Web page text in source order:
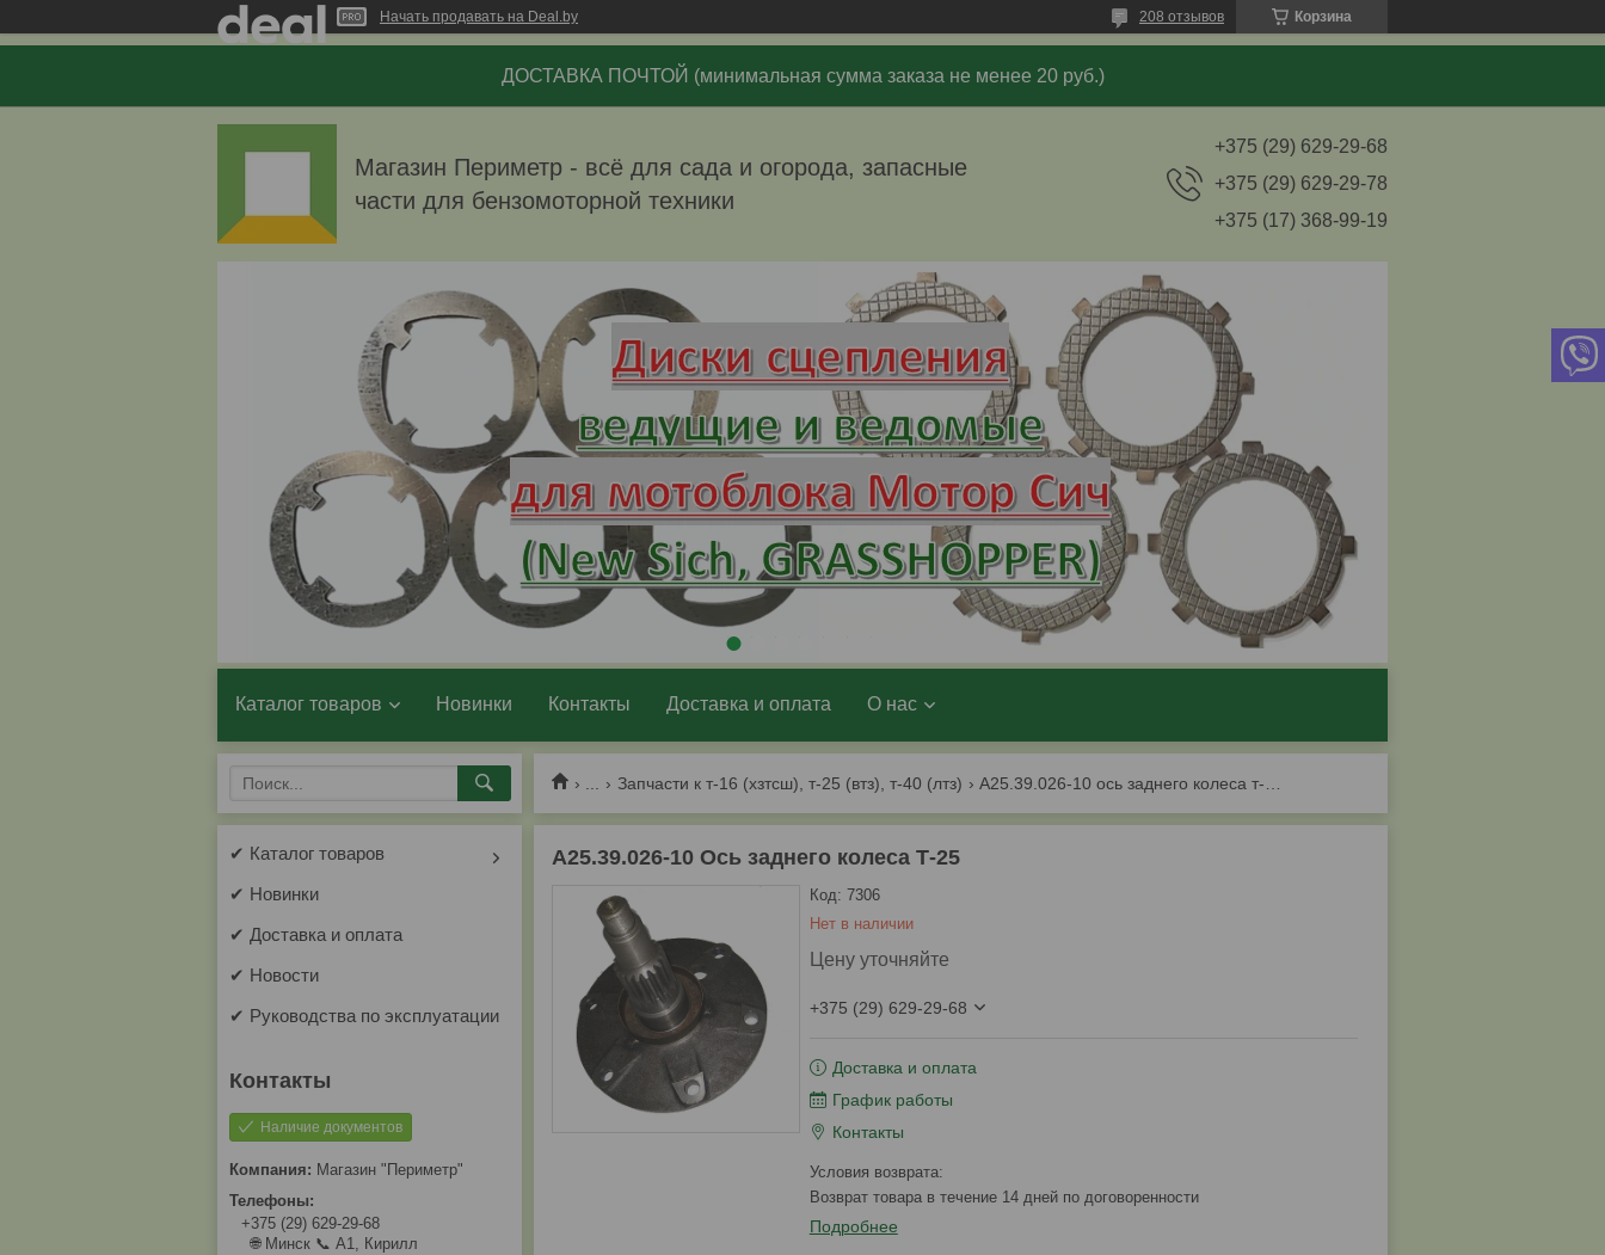
Начать продавать на Deal.by Корзина
208 отзывов
ДОСТАВКА ПОЧТОЙ (минимальная сумма заказа не менее 20 руб.)
Магазин Периметр - всё для сада и огорода, запасные
части для бензомоторной техники
+375 (29) 629-29-68
+375 (29) 629-29-78
+375 (17) 368-99-19
Каталог товаров Новинки Контакты Доставка и оплата О нас
Запчасти к т-16 (хзтсш), т-25 (втз), т-40 (лтз)
А25.39.026-10 Ось заднего колеса Т-25
Нет в наличии
Код: 7306
Цену уточняйте
+375 (29) 629-29-68
Доставка и оплата
График работы
Контакты
возврат товара в течение 14 дней по договоренности
Подробнее
✔ Каталог товаров
✔ Новинки
✔ Доставка и оплата
✔ Новости
✔ Руководства по эксплуатации
Наличие документов
Магазин "Периметр"
+375 (29) 629-29-68
🌐 Минск 📞 А1, Кирилл